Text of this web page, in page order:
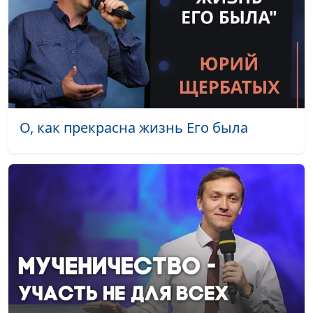
Елена Варнавская
Какие бывают духи?
Кунцевич,
священнослужитель и
Елена Варнавская
Как правильно
молиться?
Юлия Уткина, Николай
Кунцевич,
Елена Варнавская
молитве? (вторая
Юлия Уткина, Николай
Кунцевич,
священнослужитель и
Елена Варнавская
Что просить в
молитве? (первая
Юлия Уткина, Николай
Кунцевич,
#25
О, как прекрасна жизнь Его была